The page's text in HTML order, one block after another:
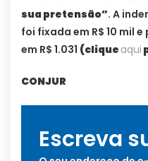
sua pretensão”. A
foi fixada em R$ 10 mil
em R$ 1.031 (clique aqui
CONJUR
Escreva